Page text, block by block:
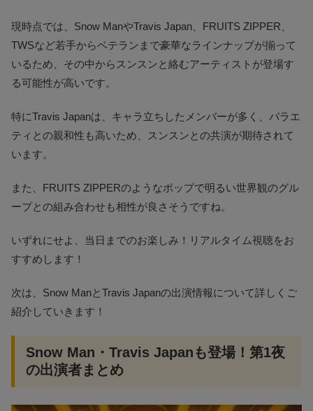
現時点では、Snow ManやTravis Japan、FRUITS ZIPPER、
TWSなど若手からベテランまで豪華なラインナップが揃って
いるため、その中からスンスンと絡むアーティストが登場す
る可能性が高いです。
特にTravis Japanは、キャラ立ちしたメンバーが多く、バラエ
ティとの親和性も高いため、スンスンとの共演が期待されて
います。
また、FRUITS ZIPPERのようなポップで明るい世界観のグル
ープとの組み合わせも相性が良さそうですね。
いずれにせよ、当日までのお楽しみ！リアルタイム視聴をお
すすめします！
次は、Snow ManとTravis Japanの出演情報について詳しくご
紹介していきます！
Snow Man・Travis Japanも登場！第1夜
の出演者まとめ